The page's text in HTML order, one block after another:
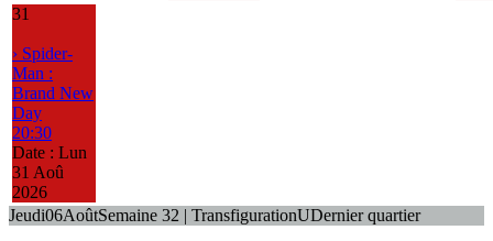
31
› Spider-
Man :
Brand New
Day
20:30
Date : Lun
31 Aoû
2026
Jeudi06AoûtSemaine 32 | TransfigurationUDernier quartier